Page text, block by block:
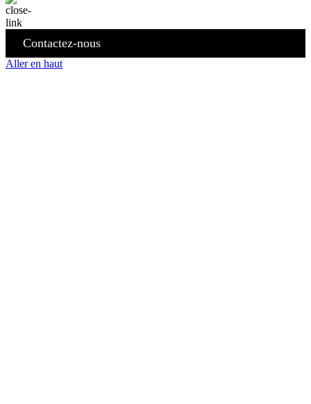
Contactez-nous
Aller en haut